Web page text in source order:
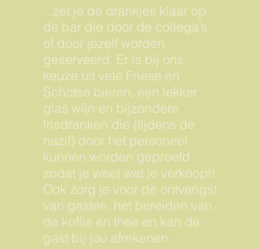
...zet je de drankjes klaar op
de bar die door de collega’s
of door jezelf worden
geserveerd. Er is bij ons
keuze uit vele Friese en
Schotse bieren, een lekker
glas wijn en bijzondere
frisdranken die (tijdens de
nazit) door het personeel
kunnen worden geproefd
zodat je weet wat je verkoopt!
Ook zorg je voor de ontvangst
van gasten, het bereiden van
de koffie en thee en kan de
gast bij jou afrekenen.